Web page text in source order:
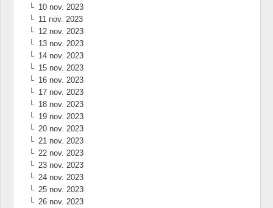
10 nov. 2023
11 nov. 2023
12 nov. 2023
13 nov. 2023
14 nov. 2023
15 nov. 2023
16 nov. 2023
17 nov. 2023
18 nov. 2023
19 nov. 2023
20 nov. 2023
21 nov. 2023
22 nov. 2023
23 nov. 2023
24 nov. 2023
25 nov. 2023
26 nov. 2023